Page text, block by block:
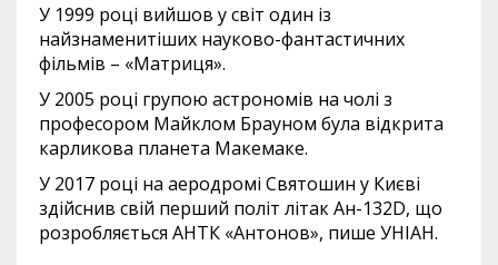
У 1999 році вийшов у світ один із
найзнаменитіших науково-фантастичних
фільмів – «Матриця».
У 2005 році групою астрономів на чолі з
професором Майклом Брауном була відкрита
карликова планета Макемаке.
У 2017 році на аеродромі Святошин у Києві
здійснив свій перший політ літак Ан-132D, що
розробляється АНТК «Антонов», пише УНІАН.